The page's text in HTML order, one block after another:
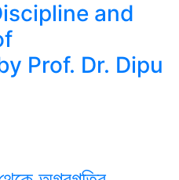
and
Prof. Dr. Dipu